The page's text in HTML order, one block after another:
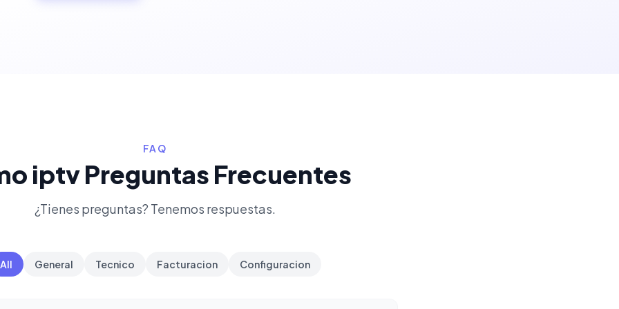
FAQ
iptv Preguntas Frecuentes
¿Tienes preguntas? Tenemos respuestas.
All General Tecnico Facturacion Configuracion